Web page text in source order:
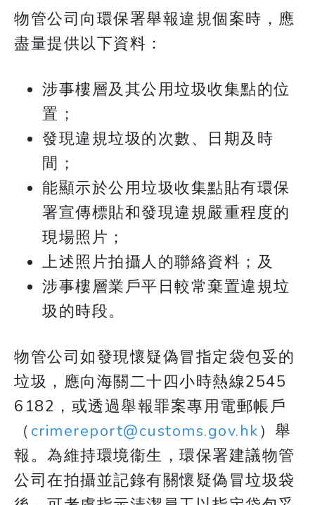
物管公司向環保署舉報違規個案時，應
盡量提供以下資料：
涉事樓層及其公用垃圾收集點的位
置；
發現違規垃圾的次數、日期及時
間；
能顯示於公用垃圾收集點貼有環保
署宣傳標貼和發現違規嚴重程度的
現場照片；
上述照片拍攝人的聯絡資料；及
涉事樓層業戶平日較常棄置違規垃
圾的時段。
物管公司如發現懷疑偽冒指定袋包妥的
垃圾，應向海關二十四小時熱線2545
6182，或透過舉報罪案專用電郵帳戶
（ crimereport@customs.gov.hk）舉
報。為維持環境衞生，環保署建議物管
公司在拍攝並記錄有關懷疑偽冒垃圾袋